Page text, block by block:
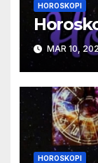
HOROSKOPI
MAR 10,
HOROSKOPI